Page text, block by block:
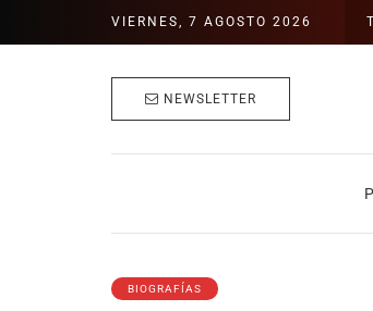
VIERNES, 7 AGOSTO 2026
NEWSLETTER
BIOGRAFÍAS